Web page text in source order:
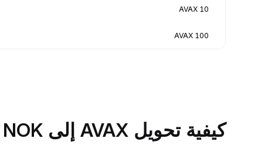
10 AVAX
100 AVAX
كيفية تحويل AVAX إلى NOK على Bybit